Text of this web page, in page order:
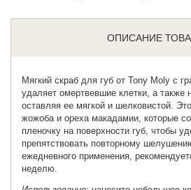
ОПИСАНИЕ
Мягкий скраб для губ отTony Moly с
удаляет омертвевшие клетки, а также
оставляя ее мягкой и шелковистой.
жожоба и ореха макадамии, которые
пленочку на поверхности губ, чтобы
препятствовать повторному
ежедневного применения,
неделю.